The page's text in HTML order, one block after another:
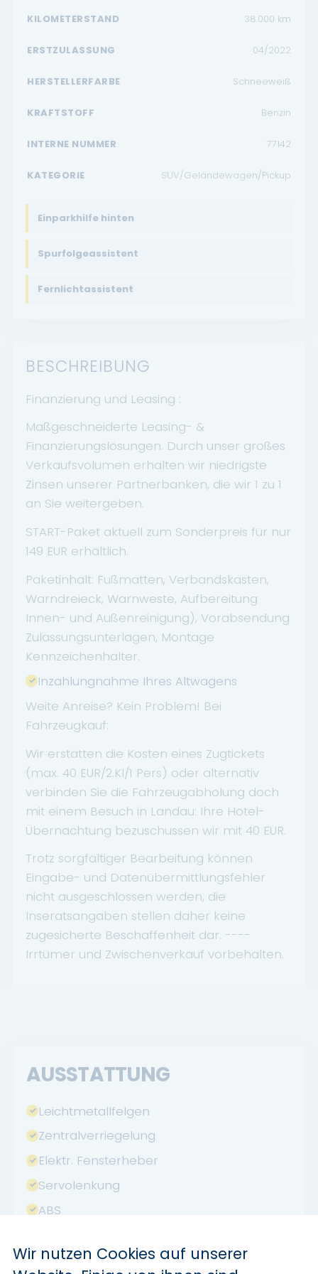
KILOMETERSTAND 38.000 km
ERSTZULASSUNG 04/2022
HERSTELLERFARBE Schneeweiß
KRAFTSTOFF Benzin
INTERNE NUMMER 77142
KATEGORIE SUV/Geländewagen/Pickup
Einparkhilfe hinten
Spurfolgeassistent
Fernlichtassistent
BESCHREIBUNG
Finanzierung und Leasing :
Maßgeschneiderte Leasing- &
Finanzierungslösungen. Durch unser großes
Verkaufsvolumen erhalten wir niedrigste
Zinsen unserer Partnerbanken, die wir 1 zu 1
an Sie weitergeben.
START-Paket aktuell zum Sonderpreis für nur
149 EUR erhältlich.
Paketinhalt: Fußmatten, Verbandskasten,
Warndreieck, Warnweste, Aufbereitung
Innen- und Außenreinigung), Vorabsendung
Zulassungsunterlagen, Montage
Kennzeichenhalter.
Inzahlungnahme Ihres Altwagens
Weite Anreise? Kein Problem! Bei
Fahrzeugkauf:
Wir erstatten die Kosten eines Zugtickets
(max. 40 EUR/2.Kl/1 Pers) oder alternativ
verbinden Sie die Fahrzeugabholung doch
mit einem Besuch in Landau: Ihre Hotel-
Übernachtung bezuschussen wir mit 40 EUR.
Trotz sorgfältiger Bearbeitung können
Eingabe- und Datenübermittlungsfehler
nicht ausgeschlossen werden, die
Inseratsangaben stellen daher keine
zugesicherte Beschaffenheit dar. ----
Irrtümer und Zwischenverkauf vorbehalten.
AUSSTATTUNG
Leichtmetallfelgen
Zentralverriegelung
Elektr. Fensterheber
Servolenkung
ABS
Sitzheizung
Wir nutzen Cookies auf unserer